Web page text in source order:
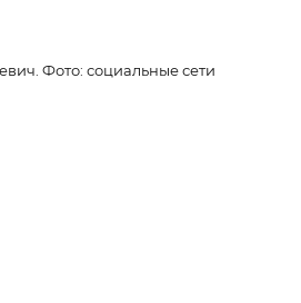
Фото: социальные сети